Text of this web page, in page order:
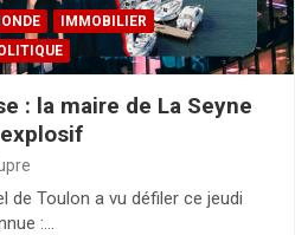
IMMOBILIER
: la maire de La Seyne
de Toulon a vu défiler ce jeudi
:…